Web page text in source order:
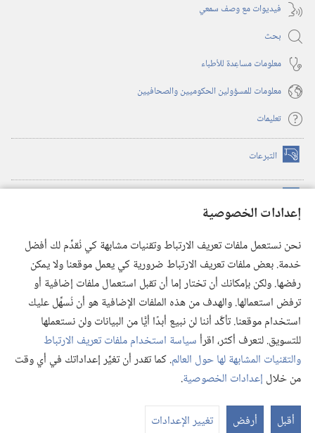
إعدادات الخصوصية
نحن نستعمل ملفات تعريف الارتباط وتقنيات مشابهة كي نُقدِّم لك أفضل
خدمة. بعض ملفات تعريف الارتباط ضرورية كي يعمل موقعنا ولا يمكن
رفضها. ولكن بإمكانك أن تختار إما أن تقبل استعمال ملفات إضافية أو
ترفض استعمالها. والهدف من هذه الملفات الإضافية هو أن نُسهِّل عليك
استخدام موقعنا. تأكَّد أننا لن نبيع أبدًا أيًّا من البيانات ولن نستعملها
للتسويق. لتعرف أكثر، اقرأسياسة استخدام ملفات تعريف الارتباط
والتقنيات المشابهة لها حول العالم. كما تقدر أن تغيِّر إعداداتك في أي وقت
من خلال إعدادات الخصوصية.
أقبل أرفض تغيير الإعدادات
فيديوات مع وصف سمعي
بحث
معلومات مساعِدة للأطباء
معلومات للمسؤولين الحكوميين والصحافيين
تعليمات
التبرعات (يفتح
نافذة
(يفتح
نافذة
(يفتح
نافذة
جديدة) تطبيق ®
JW Library
مكتبة برج المراقبة
© 2026 .Watch Tower Bible and Tract Society of Pennsylvania